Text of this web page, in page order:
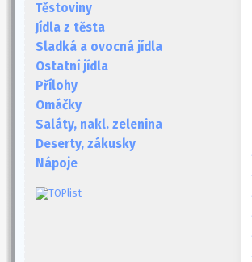
Těstoviny
Jídla z těsta
Sladká a ovocná jídla
Ostatní jídla
Přílohy
Omáčky
Saláty, nakl. zelenina
Deserty, zákusky
Nápoje